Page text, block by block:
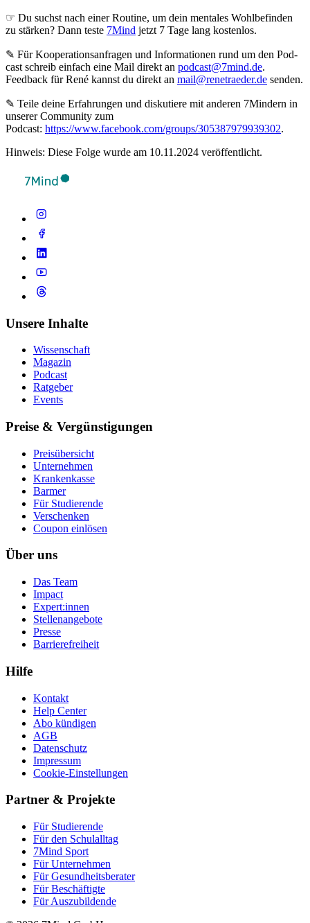
☞ Du suchst nach einer Routine, um dein mentales Wohlbefinden
zu stärken? Dann teste 7Mind jetzt 7 Tage lang kostenlos.
✎ Für Koope­ra­ti­ons­an­fra­gen und Infor­ma­tio­nen rund um den Pod­
cast schreib ein­fach eine Mail direkt an podcast@7mind.de.
Feedback für René kannst du direkt an mail@renetraeder.de senden.
✎ Teile deine Erfahrungen und diskutiere mit anderen 7Mindern in
unserer Community zum
Podcast: https://www.facebook.com/groups/305387979939302.
Hinweis: Diese Folge wurde am 10.11.2024 veröffentlicht.
Unsere Inhalte
Wissenschaft
Magazin
Podcast
Ratgeber
Events
Preise & Vergünstigungen
Preisübersicht
Unternehmen
Krankenkasse
Barmer
Für Studierende
Ver­schen­ken
Coupon einlösen
Über uns
Das Team
Impact
Expert:innen
Stellenangebote
Presse
Barrierefreiheit
Hilfe
Kontakt
Help Center
Abo kündigen
AGB
Datenschutz
Impressum
Cookie-Einstellungen
Partner & Projekte
Für Stu­die­rende
Für den Schulalltag
7Mind Sport
Für Unter­neh­men
Für Gesund­heits­be­ra­ter
Für Beschäftigte
Für Auszubildende